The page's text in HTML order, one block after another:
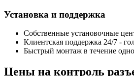
Установка и поддержка
Собственные установочные
Клиентская поддержка 24/7 -
Быстрый монтаж в течение
Цены на контроль